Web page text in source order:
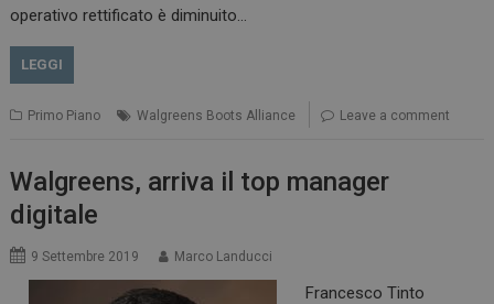
operativo rettificato è diminuito…
LEGGI
Primo Piano Walgreens Boots Alliance Leave a comment
Walgreens, arriva il top manager
digitale
9 Settembre 2019 Marco Landucci
Francesco Tinto